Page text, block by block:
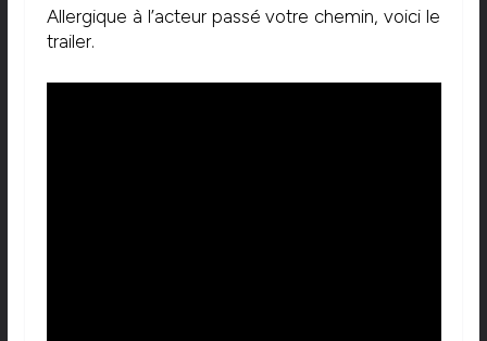
Allergique à l’acteur passé votre chemin, voici le
trailer.